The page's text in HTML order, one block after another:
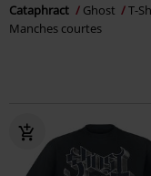
Cataphract Ghost
T-
Manches courtes